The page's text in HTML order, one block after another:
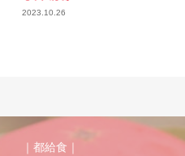
2023.10.26
｜都給食｜